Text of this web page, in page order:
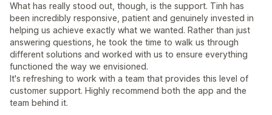
What has really stood out, though, is the support. Tinh has
been incredibly responsive, patient and genuinely invested in
helping us achieve exactly what we wanted. Rather than just
answering questions, he took the time to walk us through
different solutions and worked with us to ensure everything
functioned the way we envisioned.
It's refreshing to work with a team that provides this level of
customer support. Highly recommend both the app and the
team behind it.